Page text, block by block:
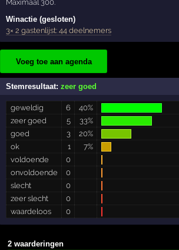
Maximaal 300.
Winactie (gesloten)
3× 2 gastenlijst: 44 deelnemers
Voeg toe aan agenda
Stemresultaat:zeer goed
geweldig 6
40%
zeer goed
5
33%
goed
3
20%
ok
1
7%
voldoende
0
onvoldoende
0
slecht
0
zeer slecht
0
waardeloos
0
2 waarderingen